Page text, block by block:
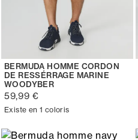
BERMUDA HOMME CORDON
DE RESSÉRRAGE MARINE
WOODYBER
59,99 €
Existe en 1 coloris